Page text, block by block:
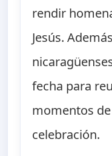
rendir
Jesús.
fecha para
momentos
celebración.